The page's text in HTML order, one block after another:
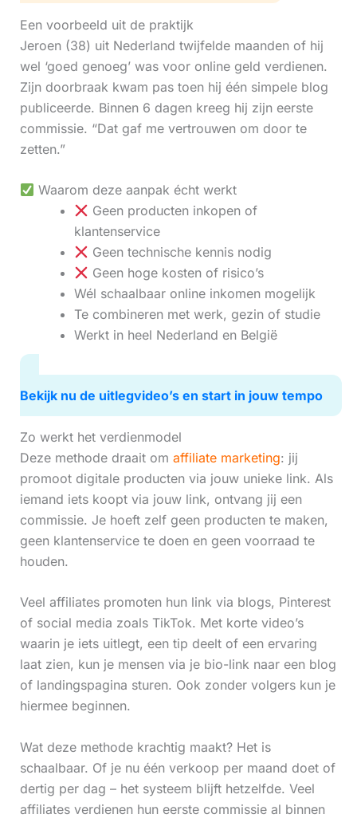
Een voorbeeld uit de praktijk
Jeroen (38) uit Nederland twijfelde maanden of hij
wel ‘goed genoeg’ was voor online geld verdienen.
Zijn doorbraak kwam pas toen hij één simpele blog
publiceerde. Binnen 6 dagen kreeg hij zijn eerste
commissie. “Dat gaf me vertrouwen om door te
zetten.”
Waarom deze aanpak écht werkt
Geen producten inkopen of
klantenservice
Geen technische kennis nodig
Geen hoge kosten of risico’s
Wél schaalbaar online inkomen mogelijk
Te combineren met werk, gezin of studie
Werkt in heel Nederland en België
Bekijk nu de uitlegvideo’s en start in jouw tempo
Zo werkt het verdienmodel
Deze methode draait om affiliate marketing: jij
promoot digitale producten via jouw unieke link. Als
iemand iets koopt via jouw link, ontvang jij een
commissie. Je hoeft zelf geen producten te maken,
geen klantenservice te doen en geen voorraad te
houden.
Veel affiliates promoten hun link via blogs, Pinterest
of social media zoals TikTok. Met korte video’s
waarin je iets uitlegt, een tip deelt of een ervaring
laat zien, kun je mensen via je bio-link naar een blog
of landingspagina sturen. Ook zonder volgers kun je
hiermee beginnen.
Wat deze methode krachtig maakt? Het is
schaalbaar. Of je nu één verkoop per maand doet of
dertig per dag – het systeem blijft hetzelfde. Veel
affiliates verdienen hun eerste commissie al binnen